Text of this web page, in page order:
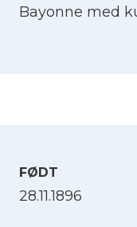
Bayonne med
FØDT
28.11.1896